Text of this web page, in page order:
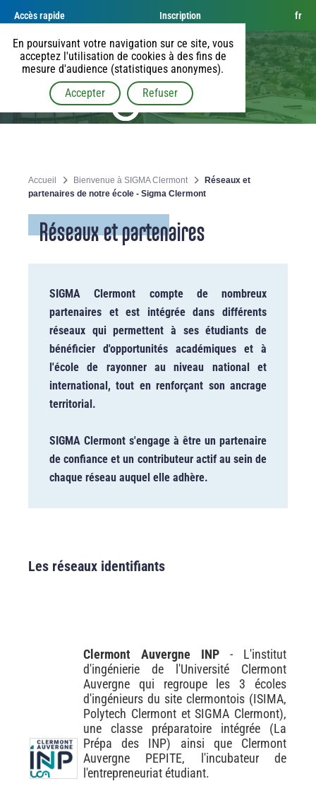
En poursuivant votre navigation sur ce site, vous
acceptez l'utilisation de cookies à des fins de
mesure d'audience (statistiques anonymes).
Accepter
Refuser
Accès rapide Inscription fr
Accueil Bienvenue à SIGMA Clermont
Réseaux et
partenaires de notre école - Sigma Clermont
Réseaux et partenaires
SIGMA Clermont compte de nombreux
partenaires et est intégrée dans différents
réseaux qui permettent à ses étudiants de
bénéficier d'opportunités académiques et à
l'école de rayonner au niveau national et
international, tout en renforçant son ancrage
territorial.
SIGMA Clermont s'engage à être un partenaire
de confiance et un contributeur actif au sein de
chaque réseau auquel elle adhère.
Les réseaux identifiants
Clermont Auvergne INP - L'institut
d'ingénierie de l'Université Clermont
Auvergne qui regroupe les 3 écoles
d'ingénieurs du site clermontois (ISIMA,
Polytech Clermont et SIGMA Clermont),
une classe préparatoire intégrée (La
Prépa des INP) ainsi que Clermont
Auvergne PEPITE, l'incubateur de
l'entrepreneuriat étudiant.